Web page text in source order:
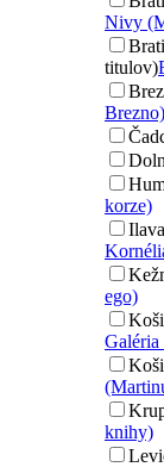
Nivy
titulov)
Brezno)
korze)
ego)
knihy)